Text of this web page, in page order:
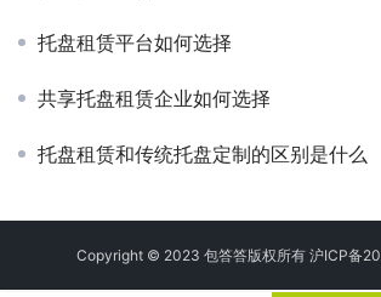
托盘租赁平台如何选择
共享托盘租赁企业如何选择
托盘租赁和传统托盘定制的区别是什么
Copyright © 2023 包答答版权所有 沪ICP备